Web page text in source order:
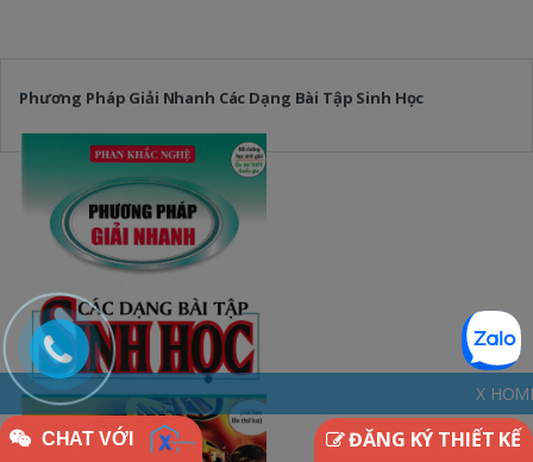
Phương Pháp Giải Nhanh Các Dạng Bài Tập Sinh Học
ĐĂNG KÝ THIẾT KẾ
CHAT VỚI
X HOME -